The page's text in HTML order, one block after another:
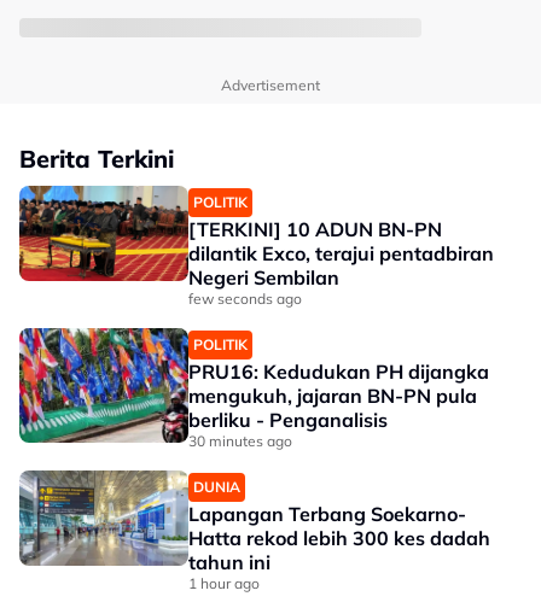
Advertisement
Berita Terkini
POLITIK
[TERKINI] 10 ADUN BN-PN
dilantik Exco, terajui pentadbiran
Negeri Sembilan
few seconds ago
POLITIK
PRU16: Kedudukan PH dijangka
mengukuh, jajaran BN-PN pula
berliku - Penganalisis
30 minutes ago
DUNIA
Lapangan Terbang Soekarno-
Hatta rekod lebih 300 kes dadah
tahun ini
1 hour ago